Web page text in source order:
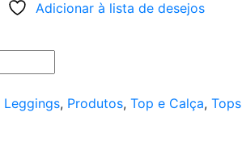
Adicionar à lista de desejos
Leggings, Produtos, Top e Calça, Tops